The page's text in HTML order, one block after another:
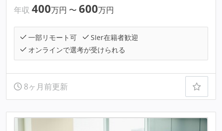
年収 400万円 〜 600万円
一部リモート可
SIer在籍者歓迎
オンラインで選考が受けられる
8ヶ月前更新